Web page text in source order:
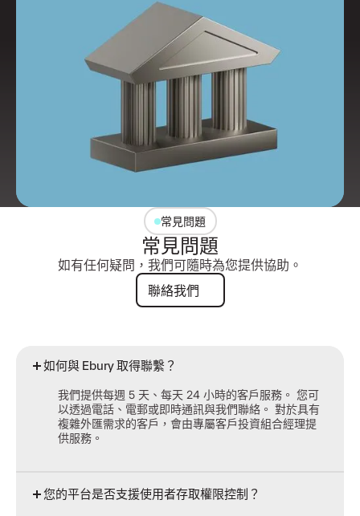
常見問題
常見問題
如有任何疑問，我們可隨時為您提供協助。
聯絡我們
聯絡我們
如何與 Ebury 取得聯繫？
我們提供每週 5 天、每天 24 小時的客戶服務。 您可
以透過電話、電郵或即時通訊與我們聯絡。 對於具有
複雜外匯需求的客戶，會由專屬客戶投資組合經理提
供服務。
您的平台是否支援使用者存取權限控制？